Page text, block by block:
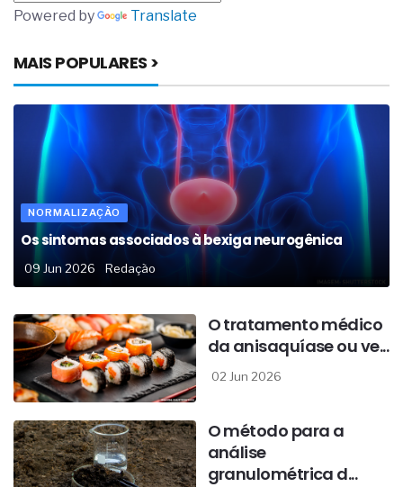
Powered by Translate
MAIS POPULARES >
NORMALIZAÇÃO
Os sintomas associados à bexiga neurogênica
09 Jun 2026 Redação
O tratamento médico
da anisaquíase ou ve...
02 Jun 2026
O método para a
análise
granulométrica d...